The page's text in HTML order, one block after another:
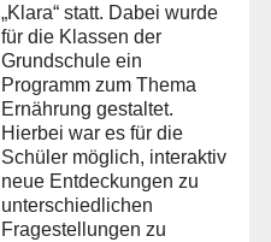
„Klara“ statt. Dabei wurde
für die Klassen der
Grundschule ein
Programm zum Thema
Ernährung gestaltet.
Hierbei war es für die
Schüler möglich, interaktiv
neue Entdeckungen zu
unterschiedlichen
Fragestellungen zu